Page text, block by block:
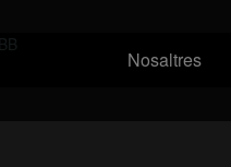
Nosaltres